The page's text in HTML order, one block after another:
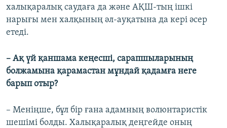
халықаралық саудаға да және АҚШ-тың ішкі
нарығы мен халқының әл-ауқатына да кері әсер
етеді.
– Ақ үй қаншама кеңесші, сарапшыларының
болжамына қарамастан мұндай қадамға неге
барып отыр?
– Меніңше, бұл бір ғана адамның волюнтаристік
шешімі болды. Халықаралық деңгейде оның